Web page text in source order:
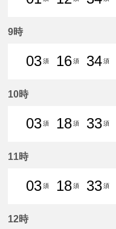
9時
03須
16須
34須
10時
03須
18須
33須
11時
03須
18須
33須
12時